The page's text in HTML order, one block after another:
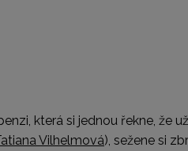
která si jednou řekne, že
Vilhelmová), sežene si